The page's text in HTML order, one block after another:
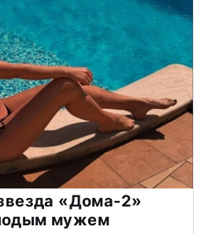
«Дома-2»
мужем